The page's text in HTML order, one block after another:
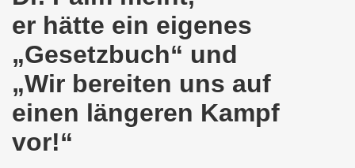
er hätte ein eigenes
„Gesetzbuch“ und
„Wir bereiten uns auf
einen längeren Kampf
vor!“
Bewegung Gelsenkirchen am 12.07.2021!
Bürger am 14.06.2021 müssen alle
Gelsenkirchener Montagsdemo-Bewegung am
Bewegung am 17.05.2021 setzt Zeichen der Solidarität